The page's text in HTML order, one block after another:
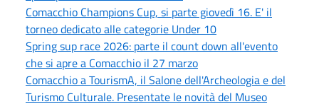
Comacchio Champions Cup, si parte giovedì 16. E' il
torneo dedicato alle categorie Under 10
Spring sup race 2026: parte il count down all'evento
che si apre a Comacchio il 27 marzo
Comacchio a TourismA, il Salone dell'Archeologia e del
Turismo Culturale. Presentate le novità del Museo